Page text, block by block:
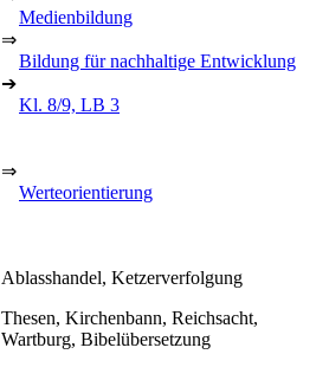
Medienbildung
⇒
Bildung für nachhaltige Entwicklung
➔
Kl. 8/9, LB 3
⇒
Werteorientierung
Ablasshandel, Ketzerverfolgung
Thesen, Kirchenbann, Reichsacht,
Wartburg, Bibelübersetzung